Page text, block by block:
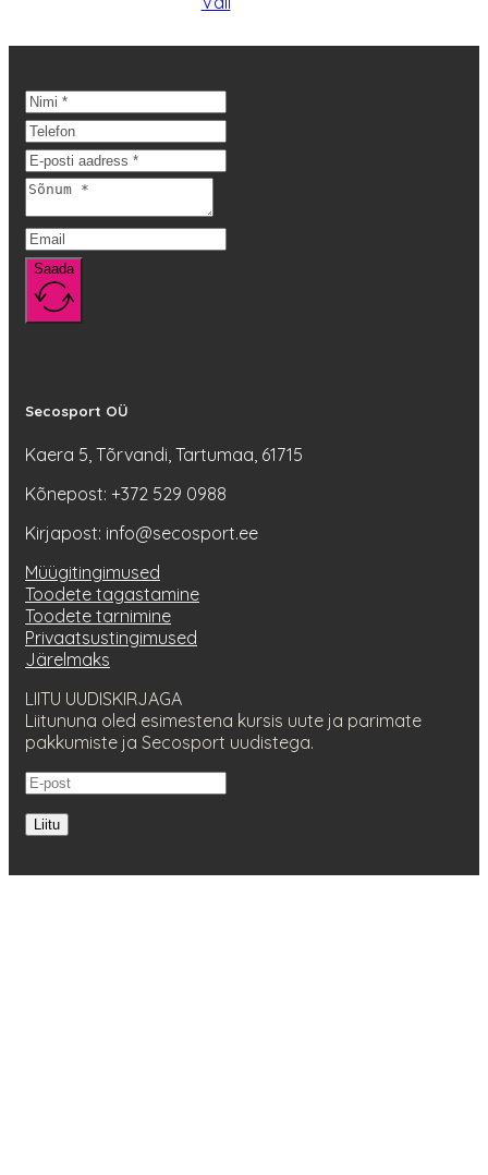
10,80 €
on
Saada
Secosport OÜ
Kaera 5, Tõrvandi, Tartumaa, 61715
Kõnepost: +372 529 0988
Kirjapost: info@secosport.ee
Müügitingimused
Toodete tagastamine
Toodete tarnimine
Privaatsustingimused
Järelmaks
LIITU UUDISKIRJAGA
Liitununa oled esimestena kursis uute ja parimate
pakkumiste ja Secosport uudistega.
Liitu